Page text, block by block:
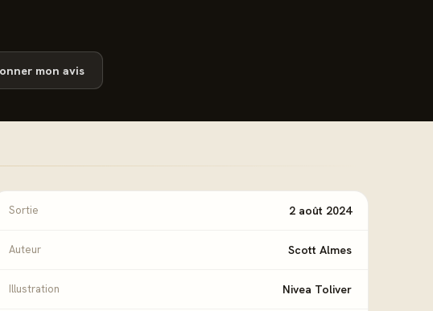
mon avis
Sortie 2 août 2024
Auteur Scott Almes
Illustration Nivea Toliver